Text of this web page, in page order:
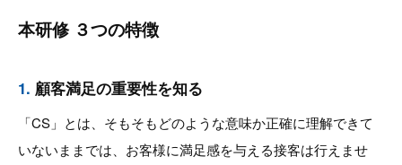
本研修 ３つの特徴
1. 顧客満足の重要性を知る
「CS」とは、そもそもどのような意味か正確に理解できて
いないままでは、お客様に満足感を与える接客は行えませ